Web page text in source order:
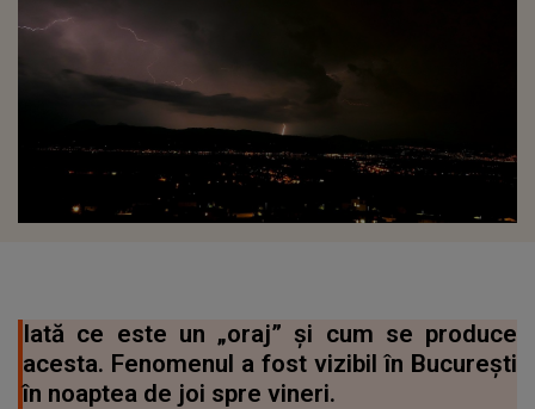
Iată ce este un „oraj” și cum se produce
acesta. Fenomenul a fost vizibil în București
în noaptea de joi spre vineri.